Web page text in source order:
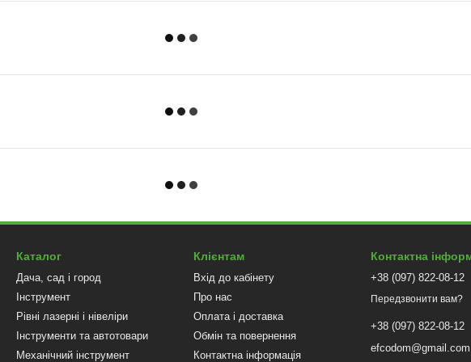
Каталог
Дача, сад і город
Інструмент
Рівні лазерні і нівеліри
Інструменти та автотовари
Механічний інструмент
Клієнтам
Вхід до кабінету
Про нас
Оплата і доставка
Обмін та повернення
Контактна інформація
Контактна
+38 (097) 822-08-12
Передзвонити вам?
+38 (097) 822-08-12
efcodom@gmail.com